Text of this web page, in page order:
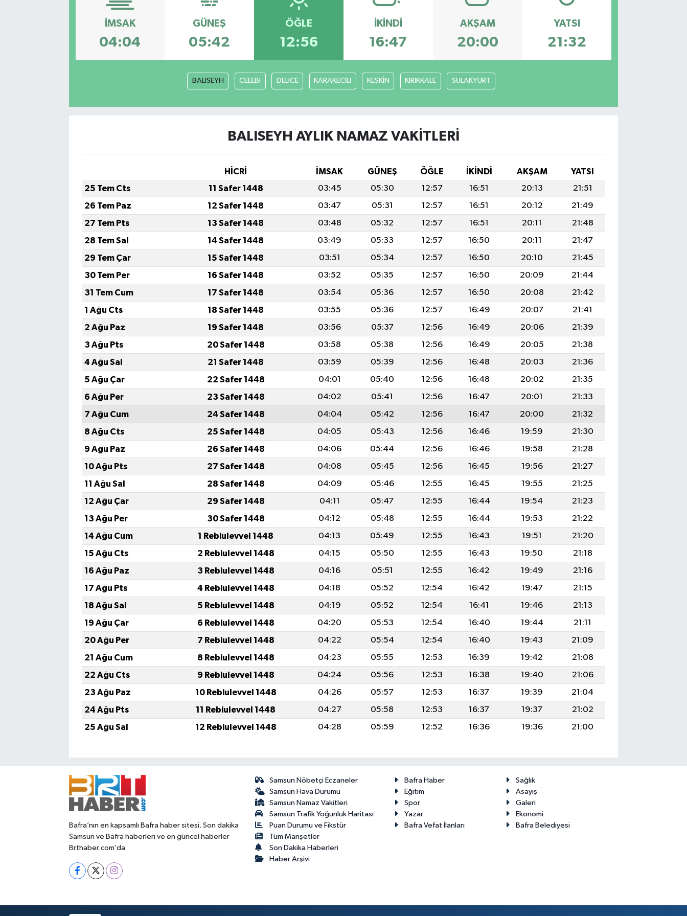
İMSAK
04:04
GÜNEŞ
05:42
ÖĞLE
12:56
İKINDI
16:47
AKŞAM
20:00
YATSI
21:32
BALISEYH CELEBI DELICE KARAKECILI KESKİN KIRIKKALE SULAKYURT
BALISEYH AYLIK NAMAZ VAKITLERI
HİCRİ İMSAK GÜNEŞ ÖĞLE İKINDI AKŞAM
YATSI
25 Tem Cts
11 Safer 1448 03:45 05:30 12:57 16:51 20:13
21:51
26 Tem Paz
12 Safer 1448 03:47 05:31 12:57 16:51 20:12
21:49
27 Tem Pts
13 Safer 1448 03:48 05:32 12:57 16:51 20:11
21:48
28 Tem Sal
14 Safer 1448 03:49 05:33 12:57 16:50 20:11
21:47
29 Tem Çar
15 Safer 1448 03:51 05:34 12:57 16:50 20:10
21:45
30 Tem Per
16 Safer 1448 03:52 05:35 12:57 16:50 20:09
21:44
31 Tem Cum
17 Safer 1448 03:54 05:36 12:57 16:50 20:08
21:42
1 Ağu Cts
18 Safer 1448 03:55 05:36 12:57 16:49 20:07
21:41
2 Ağu Paz
19 Safer 1448 03:56 05:37 12:56 16:49 20:06
21:39
3 Ağu Pts
20 Safer 1448 03:58 05:38 12:56 16:49 20:05
21:38
4 Ağu Sal
21 Safer 1448 03:59 05:39 12:56 16:48 20:03
21:36
5 Ağu Çar
22 Safer 1448 04:01 05:40 12:56 16:48 20:02
21:35
6 Ağu Per
23 Safer 1448 04:02 05:41 12:56 16:47 20:01
21:33
7 Ağu Cum
24 Safer 1448 04:04 05:42 12:56 16:47 20:00
21:32
8 Ağu Cts
25 Safer 1448 04:05 05:43 12:56 16:46 19:59
21:30
9 Ağu Paz
26 Safer 1448 04:06 05:44 12:56 16:46 19:58
21:28
10 Ağu Pts
27 Safer 1448 04:08 05:45 12:56 16:45 19:56
21:27
11 Ağu Sal
28 Safer 1448 04:09 05:46 12:55 16:45 19:55
21:25
12 Ağu Çar
29 Safer 1448 04:11 05:47 12:55 16:44 19:54
21:23
13 Ağu Per
30 Safer 1448 04:12 05:48 12:55 16:44 19:53
21:22
14 Ağu Cum
1 Rebiulevvel 1448 04:13 05:49 12:55 16:43 19:51
21:20
15 Ağu Cts
2 Rebiulevvel 1448 04:15 05:50 12:55 16:43 19:50
21:18
16 Ağu Paz
3 Rebiulevvel 1448 04:16 05:51 12:55 16:42 19:49
21:16
17 Ağu Pts
4 Rebiulevvel 1448 04:18 05:52 12:54 16:42 19:47
21:15
18 Ağu Sal
5 Rebiulevvel 1448 04:19 05:52 12:54 16:41 19:46
21:13
19 Ağu Çar
6 Rebiulevvel 1448 04:20 05:53 12:54 16:40 19:44
21:11
20 Ağu Per
7 Rebiulevvel 1448 04:22 05:54 12:54 16:40 19:43
21:09
21 Ağu Cum
8 Rebiulevvel 1448 04:23 05:55 12:53 16:39 19:42
21:08
22 Ağu Cts
9 Rebiulevvel 1448 04:24 05:56 12:53 16:38 19:40
21:06
23 Ağu Paz
10 Rebiulevvel 1448 04:26 05:57 12:53 16:37 19:39
21:04
24 Ağu Pts
11 Rebiulevvel 1448 04:27 05:58 12:53 16:37 19:37
21:02
25 Ağu Sal
12 Rebiulevvel 1448 04:28 05:59 12:52 16:36 19:36 21:00
Bafra’nın en kapsamlı Bafra haber sitesi. Son dakika
Samsun ve Bafra haberleri ve en güncel haberler
Brthaber.com’da
Samsun Nöbetçi Eczaneler
Samsun Hava Durumu
Samsun Namaz Vakitleri
Samsun Trafik Yoğunluk Haritası
Puan Durumu ve Fikstür
Tüm Manşetler
Son Dakika Haberleri
Haber Arşivi
Bafra Haber
Sağlık
Eğitim
Asayiş
Spor
Galeri
Yazar
Ekonomi
Bafra Vefat İlanları
Bafra Belediyesi